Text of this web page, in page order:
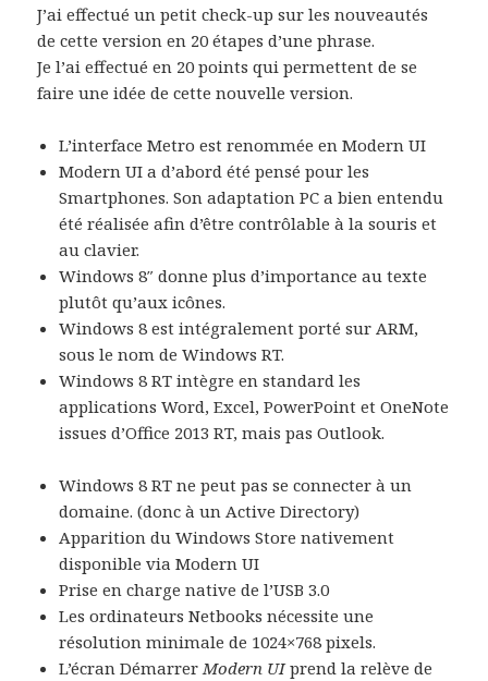
J’ai effectué un petit check-up sur les nouveautés
de cette version en 20 étapes d’une phrase.
Je l’ai effectué en 20 points qui permettent de se
faire une idée de cette nouvelle version.
L’interface Metro est renommée en Modern UI
Modern UI a d’abord été pensé pour les
Smartphones. Son adaptation PC a bien entendu
été réalisée afin d’être contrôlable à la souris et
au clavier.
Windows 8″ donne plus d’importance au texte
plutôt qu’aux icônes.
Windows 8 est intégralement porté sur ARM,
sous le nom de Windows RT.
Windows 8 RT intègre en standard les
applications Word, Excel, PowerPoint et OneNote
issues d’Office 2013 RT, mais pas Outlook.
Windows 8 RT ne peut pas se connecter à un
domaine. (donc à un Active Directory)
Apparition du Windows Store nativement
disponible via Modern UI
Prise en charge native de l’USB 3.0
Les ordinateurs Netbooks nécessite une
résolution minimale de 1024×768 pixels.
L’écran Démarrer Modern UIprend la relève de